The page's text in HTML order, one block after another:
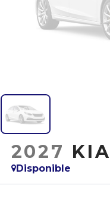
2027 KIA
Disponible